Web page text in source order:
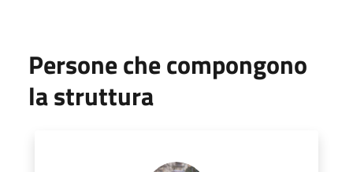
Persone che compongono
la struttura